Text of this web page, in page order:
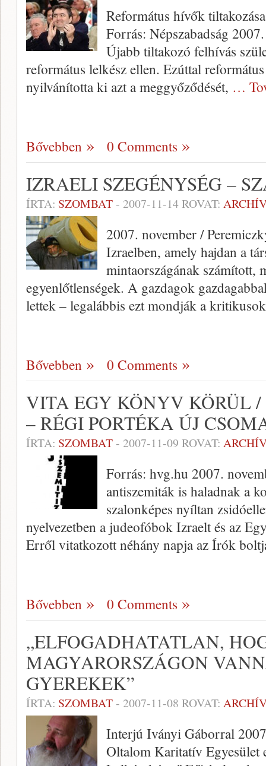
Református hívők
Forrás: Népszabadság
Újabb tiltakozó felhívás
református lelkész ellen. Ezúttal
nyilvánította ki azt a meggyőződését, …
Bővebben 0 Comments
IZRAELI SZEGÉNYSÉG –
ÍRTA: SZOMBAT- 2007-11-14ROVAT:
2007. november /
Izraelben, amely hajdan a
mintaországának számított,
egyenlőtlenségek. A gazdagok
lettek – legalábbis ezt mondják a
Bővebben 0 Comments
VITA EGY KÖNYV KÖRÜL
– RÉGI PORTÉKA ÚJ
ÍRTA: SZOMBAT- 2007-11-09 ROVAT:
Forrás: hvg.hu 2007.
antiszemiták is haladnak a
szalonképes nyíltan
nyelvezetben a judeofóbok Izraelt és az
Erről vitatkozott néhány napja az Írók
Bővebben 0 Comments
„ELFOGADHATATLAN,
MAGYARORSZÁGON
GYEREKEK”
ÍRTA: SZOMBAT- 2007-11-08 ROVAT:
Interjú Iványi Gáborral
Oltalom Karitatív Egyesület